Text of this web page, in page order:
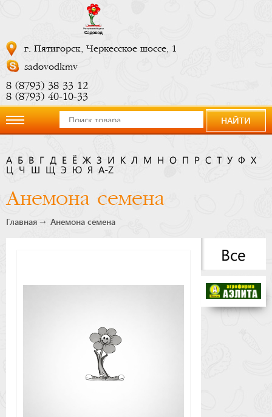
г. Пятигорск, Черкесское шоссе, 1
sadovodkmv
8 (8793) 38 33 12
8 (8793) 40-10-33
компании
Новости
Бренды
НАЙТИ
А Б В Г Д Е Ё Ж З И К Л М Н О П Р С Т У Ф
Х
Ч Э Ю Я A-Z
Анемона семена
Главная Анемона семена
Все